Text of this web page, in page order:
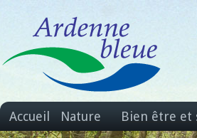
Accueil Nature Bien être et